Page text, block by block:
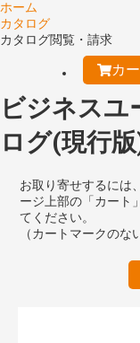
ホーム
カタログ
カタログ閲覧・請求
カ
ビジネスユ
ログ(現行
お取り寄せするには
ージ上部の「カート
てください。
（カートマークのな